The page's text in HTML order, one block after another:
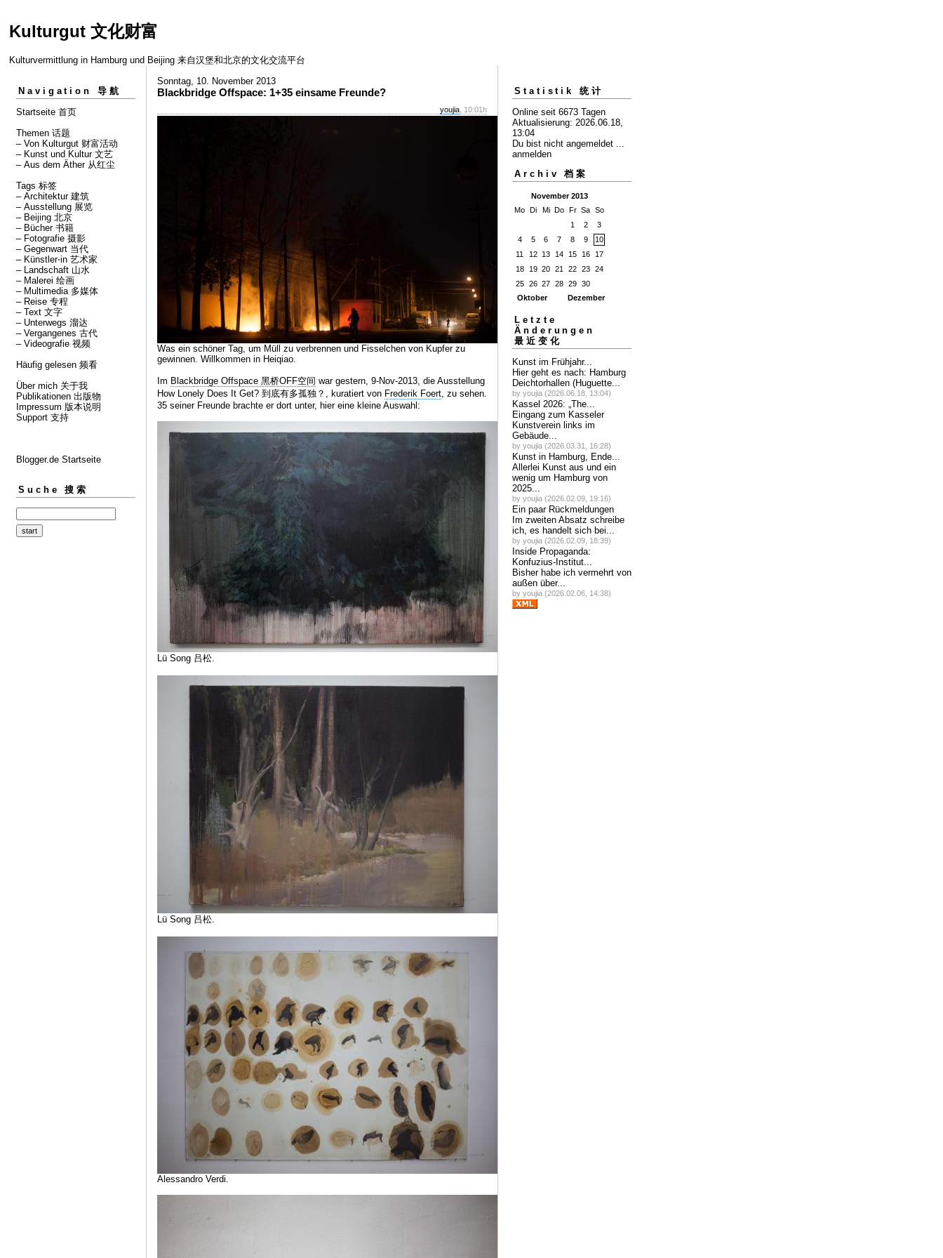
Kulturgut 文化财富
Kulturvermittlung in Hamburg und Beijing 来自汉堡和北京的文化交流平台
Navigation 导航
Startseite 首页
Themen 话题
– Von Kulturgut 财富活动
– Kunst und Kultur 文艺
– Aus dem Äther 从红尘
Tags 标签
– Architektur 建筑
– Ausstellung 展览
– Beijing 北京
– Bücher 书籍
– Fotografie 摄影
– Gegenwart 当代
– Künstler⋅in 艺术家
– Landschaft 山水
– Malerei 绘画
– Multimedia 多媒体
– Reise 专程
– Text 文字
– Unterwegs 溜达
– Vergangenes 古代
– Videografie 视频
Häufig gelesen 频看
Über mich 关于我
Publikationen 出版物
Impressum 版本说明
Support 支持
Blogger.de Startseite
Suche 搜索
Sonntag, 10. November 2013
Blackbridge Offspace: 1+35 einsame Freunde?
youjia , 10:01h
Was ein schöner Tag, um Müll zu verbrennen und Fisselchen von Kupfer zu
gewinnen. Willkommen in Heiqiao.
Im Blackbridge Offspace 黑桥OFF空间 war gestern, 9-Nov-2013, die Ausstellung
How Lonely Does It Get? 到底有多孤独？, kuratiert von Frederik Foert, zu sehen.
35 seiner Freunde brachte er dort unter, hier eine kleine Auswahl:
Lü Song 吕松.
Lü Song 吕松.
Alessandro Verdi.
Statistik 统计
Online seit 6673 Tagen
Aktualisierung: 2026.06.18,
13:04
Du bist nicht angemeldet ...
anmelden
Archiv 档案
November 2013
Mo Di Mi Do Fr Sa So
1
2
3
4
5 6 7 8 9
10
11
12 13 14 15 16
17
18
19 20 21 22 23
24
25
26 27 28 29 30
Oktober
Dezember
Letzte
Änderungen
最近变化
Kunst im Frühjahr...
Hier geht es nach: Hamburg
Deichtorhallen (Huguette...
by youjia (2026.06.18, 13:04)
Kassel 2026: „The...
Eingang zum Kasseler
Kunstverein links im
Gebäude...
by youjia (2026.03.31, 16:28)
Kunst in Hamburg, Ende...
Allerlei Kunst aus und ein
wenig um Hamburg von
2025...
by youjia (2026.02.09, 19:16)
Ein paar Rückmeldungen
Im zweiten Absatz schreibe
ich, es handelt sich bei...
by youjia (2026.02.09, 18:39)
Inside Propaganda:
Konfuzius-Institut...
Bisher habe ich vermehrt von
außen über...
by youjia (2026.02.06, 14:38)